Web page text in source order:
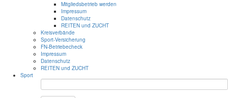
Mitgliedsbetrieb werden
Impressum
Datenschutz
REITEN und ZUCHT
Kreisverbände
Sport-Versicherung
FN-Betriebecheck
Impressum
Datenschutz
REITEN und ZUCHT
Sport